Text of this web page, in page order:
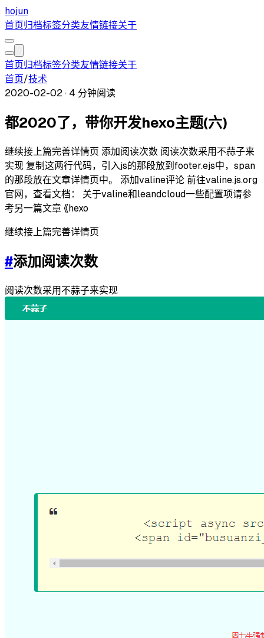
hojun
首页归档标签分类友情链接关于
首页归档标签分类友情链接关于
首页/技术
2020-02-02 · 4 分钟阅读
都2020了，带你开发hexo主题(六)
继续接上篇完善详情页 添加阅读次数 阅读次数采用不蒜子来
实现 复制这两行代码，引入js的那段放到footer.ejs中，span
的那段放在文章详情页中。 添加valine评论 前往valine.js.org
官网，查看文档： 关于valine和leandcloud一些配置项请参
考另一篇文章 《hexo
继续接上篇完善详情页
#添加阅读次数
阅读次数采用不蒜子来实现